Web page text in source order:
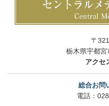
〒
栃木県宇都
アクセ
総合お問
電話：